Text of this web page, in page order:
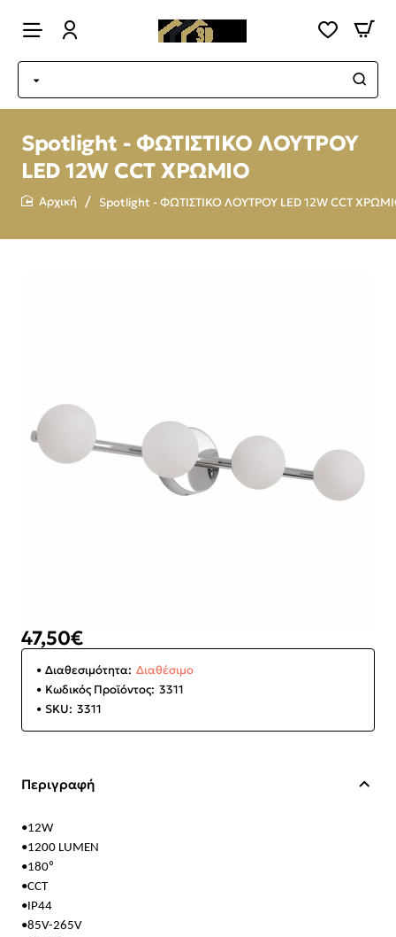
Spotlight - ΦΩΤΙΣΤΙΚΟ ΛΟΥΤΡΟΥ
LED 12W CCT ΧΡΩΜΙΟ
Spotlight - ΦΩΤΙΣΤΙΚΟ ΛΟΥΤΡΟΥ LED 12W CCT
47,50€
Διαθεσιμότητα: Διαθέσιμο
Κωδικός Προϊόντος: 3311
SKU: 3311
Περιγραφή
•12W
•1200 LUMEN
•180⁰
•CCT
•IP44
•85V-265V